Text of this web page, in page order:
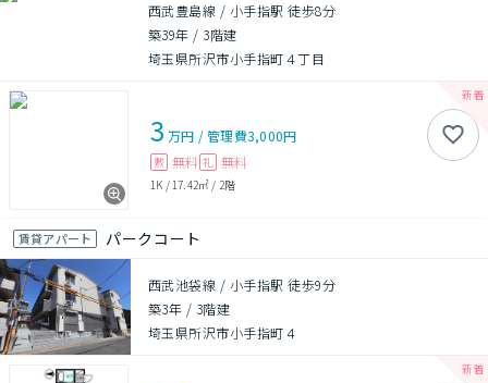
西武豊島線 / 小手指駅 徒歩8分
築39年 / 3階建
埼玉県所沢市小手指町４丁目
3 万円 /管理費3,000円
敷 無料 礼 無料
1K / 17.42㎡ / 2階
賃貸アパート パークコート
西武池袋線 / 小手指駅 徒歩9分
築3年 / 3階建
埼玉県所沢市小手指町４